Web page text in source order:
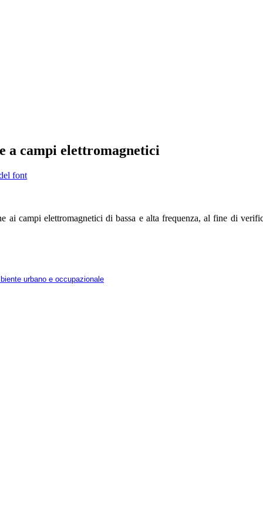
a campi elettromagnetici
font
ai campi elettromagnetici di bassa e alta frequenza, al fine di
urbano e occupazionale